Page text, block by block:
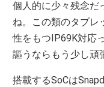
個人的に少々残念だ
ね。この類のタブレ
性をもつIP69K対応
謳うならもう少し頑
搭載するSoCは